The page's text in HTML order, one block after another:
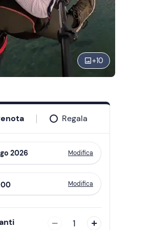
+10
Regala
Modifica
Modifica
1